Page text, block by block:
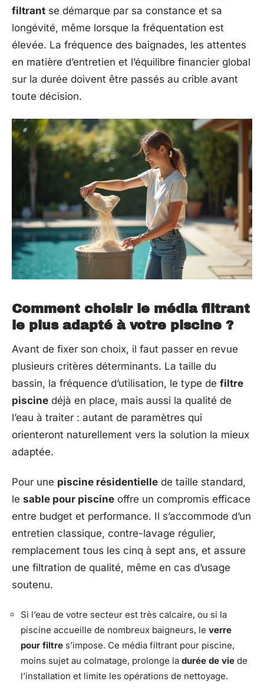
filtrant se démarque par sa constance et sa
longévité, même lorsque la fréquentation est
élevée. La fréquence des baignades, les attentes
en matière d’entretien et l’équilibre financier global
sur la durée doivent être passés au crible avant
toute décision.
Comment choisir le média filtrant
le plus adapté à votre piscine ?
Avant de fixer son choix, il faut passer en revue
plusieurs critères déterminants. La taille du
bassin, la fréquence d’utilisation, le type de filtre
piscine déjà en place, mais aussi la qualité de
l’eau à traiter : autant de paramètres qui
orienteront naturellement vers la solution la mieux
adaptée.
Pour une piscine résidentielle de taille standard,
le sable pour piscine offre un compromis efficace
entre budget et performance. Il s’accommode d’un
entretien classique, contre-lavage régulier,
remplacement tous les cinq à sept ans, et assure
une filtration de qualité, même en cas d’usage
soutenu.
Si l’eau de votre secteur est très calcaire, ou si la
piscine accueille de nombreux baigneurs, le verre
pour filtre s’impose. Ce média filtrant pour piscine,
moins sujet au colmatage, prolonge la durée de vie de
l’installation et limite les opérations de nettoyage.